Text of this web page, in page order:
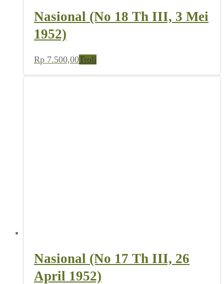
Nasional (No 18 Th III, 3 Mei
1952)
Rp 7.500,00Troli
Nasional (No 17 Th III, 26
April 1952)